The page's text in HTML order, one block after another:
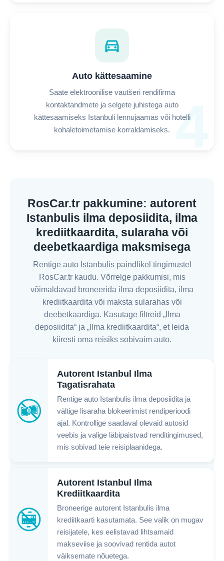
4
directions_car
Auto kättesaamine
Saate elektroonilise vautšeri rendifirma
kontaktandmete ja selgete juhistega auto
kättesaamiseks Istanbuli lennujaamas või hotelli
kohaletoimetamise korraldamiseks.
RosCar.tr pakkumine: autorent
Istanbulis ilma deposiidita, ilma
krediitkaardita, sularaha või
deebetkaardiga maksmisega
Rentige auto Istanbulis paindlikel tingimustel
RosCar.tr kaudu. Võrrelge pakkumisi, mis
võimaldavad broneerida ilma deposiidita, ilma
krediitkaardita või maksta sularahas või
deebetkaardiga. Kasutage filtreid „Ilma
deposiidita“ ja „Ilma krediitkaardita“, et leida
kiiresti oma reisiks sobivaim auto.
Autorent Istanbul Ilma
Tagatisrahata
Rentige auto Istanbulis ilma deposiidita ja
vältige lisaraha blokeerimist rendiperioodi
ajal. Kontrollige saadaval olevaid autosid
veebis ja valige läbipaistvad renditingimused,
mis sobivad teie reisiplaanidega.
Autorent Istanbul Ilma
Krediitkaardita
Broneerige autorent Istanbulis ilma
krediitkaarti kasutamata. See valik on mugav
reisijatele, kes eelistavad lihtsamaid
makseviise ja soovivad rentida autot
väiksemate nõuetega.